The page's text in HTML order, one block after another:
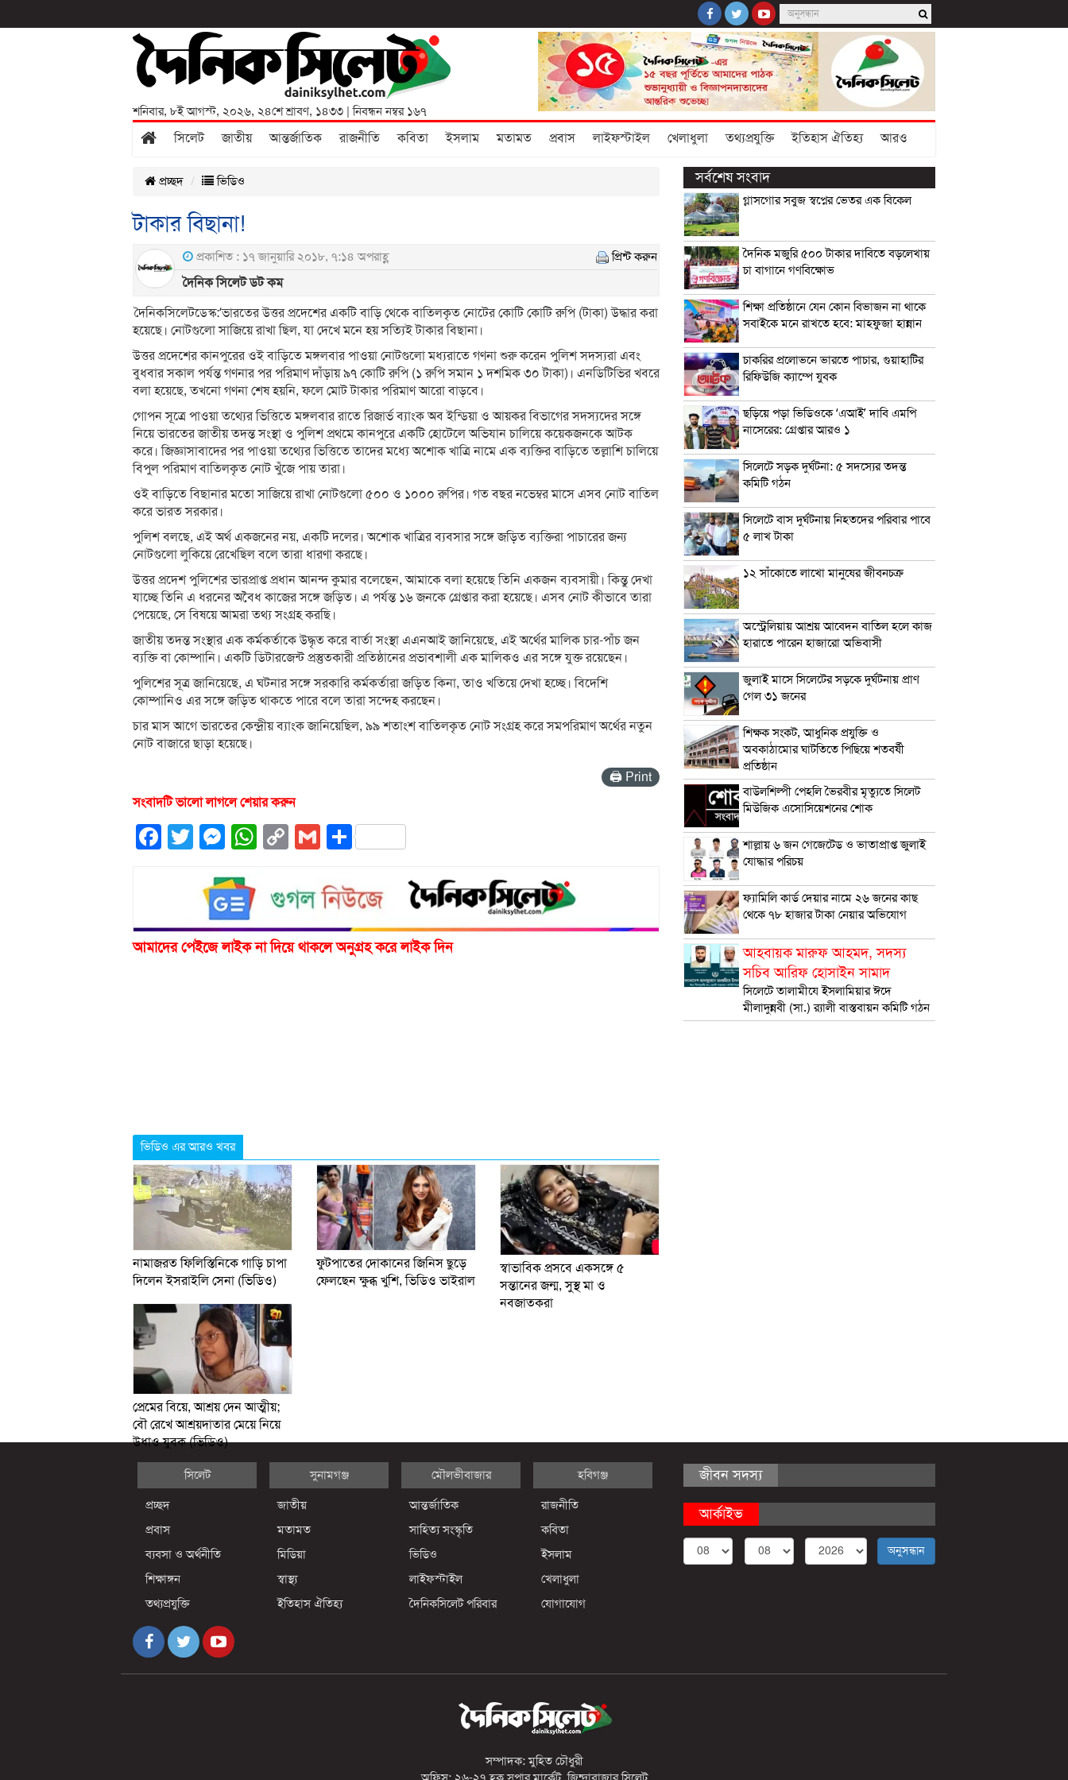
শনিবার, ৮ই আগস্ট, ২০২৬, ২৪শে শ্রাবণ, ১৪৩৩ | নিবন্ধন নম্বর ১৬৭
সিলেট জাতীয় আন্তর্জাতিক রাজনীতি কবিতা ইসলাম মতামত প্রবাস লাইফস্টাইল খেলাধুলা তথ্যপ্রযুক্তি ইতিহাস ঐতিহ্য আরও
প্রচ্ছদ ভিডিও
টাকার বিছানা!
প্রকাশিত : ১৭ জানুয়ারি ২০১৮, ৭:১৪ অপরাহ্ণ প্রিন্ট করুন
দৈনিক সিলেট ডট কম
দৈনিকসিলেটডেস্ক:‘ভারতের উত্তর প্রদেশের একটি বাড়ি থেকে বাতিলকৃত নোটের কোটি কোটি রুপি (টাকা) ‍উদ্ধার করা
হয়েছে। নোটগুলো সাজিয়ে রাখা ছিল, যা দেখে মনে হয় সত্যিই টাকার বিছানা।
উত্তর প্রদেশের কানপুরের ওই বাড়িতে মঙ্গলবার পাওয়া নোটগুলো মধ্যরাতে গণনা শুরু করেন পুলিশ সদস্যরা এবং
বুধবার সকাল পর্যন্ত গণনার পর পরিমাণ দাঁড়ায় ৯৭ কোটি রুপি (১ রুপি সমান ১ দশমিক ৩০ টাকা)। এনডিটিভির খবরে
বলা হয়েছে, তখনো গণনা শেষ হয়নি, ফলে মোট টাকার পরিমাণ আরো বাড়বে।
গোপন সূত্রে পাওয়া তথ্যের ভিত্তিতে মঙ্গলবার রাতে রিজার্ভ ব্যাংক অব ইন্ডিয়া ও আয়কর বিভাগের সদস্যদের সঙ্গে
নিয়ে ভারতের জাতীয় তদন্ত সংস্থা ও পুলিশ প্রথমে কানপুরে একটি হোটেলে অভিযান চালিয়ে কয়েকজনকে আটক
করে। জিজ্ঞাসাবাদের পর পাওয়া তথ্যের ভিত্তিতে তাদের মধ্যে অশোক খাত্রি নামে এক ব্যক্তির বাড়িতে তল্লাশি চালিয়ে
বিপুল পরিমাণ বাতিলকৃত নোট খুঁজে পায় তারা।
ওই বাড়িতে বিছানার মতো সাজিয়ে রাখা নোটগুলো ৫০০ ও ১০০০ রুপির। গত বছর নভেম্বর মাসে এসব নোট বাতিল
করে ভারত সরকার।
পুলিশ বলছে, এই অর্থ একজনের নয়, একটি দলের। অশোক খাত্রির ব্যবসার সঙ্গে জড়িত ব্যক্তিরা পাচারের জন্য
নোটগুলো লুকিয়ে রেখেছিল বলে তারা ধারণা করছে।
উত্তর প্রদেশ পুলিশের ভারপ্রাপ্ত প্রধান আনন্দ কুমার বলেছেন, আমাকে বলা হয়েছে তিনি একজন ব্যবসায়ী। কিন্তু দেখা
যাচ্ছে তিনি এ ধরনের অবৈধ কাজের সঙ্গে জড়িত। এ পর্যন্ত ১৬ জনকে গ্রেপ্তার করা হয়েছে। এসব নোট কীভাবে তারা
পেয়েছে, সে বিষয়ে আমরা তথ্য সংগ্রহ করছি।
জাতীয় তদন্ত সংস্থার এক কর্মকর্তাকে উদ্ধৃত করে বার্তা সংস্থা এএনআই জানিয়েছে, এই অর্থের মালিক চার-পাঁচ জন
ব্যক্তি বা কোম্পানি। একটি ডিটারজেন্ট প্রস্তুতকারী প্রতিষ্ঠানের প্রভাবশালী এক মালিকও এর সঙ্গে যুক্ত রয়েছেন।
পুলিশের সূত্র জানিয়েছে, এ ঘটনার সঙ্গে সরকারি কর্মকর্তারা জড়িত কিনা, তাও খতিয়ে দেখা হচ্ছে। বিদেশি
কোম্পানিও এর সঙ্গে জড়িত থাকতে পারে বলে তারা সন্দেহ করছেন।
চার মাস আগে ভারতের কেন্দ্রীয় ব্যাংক জানিয়েছিল, ৯৯ শতাংশ বাতিলকৃত নোট সংগ্রহ করে সমপরিমাণ অর্থের নতুন
নোট বাজারে ছাড়া হয়েছে।
🖨 Print
সংবাদটি ভালো লাগলে শেয়ার করুন
Facebook
Twitter
Messenger
WhatsApp
CopyGmailShare
আমাদের পেইজে লাইক না দিয়ে থাকলে অনুগ্রহ করে লাইক দিন
ভিডিও এর আরও খবর
নামাজরত ফিলিস্তিনিকে গাড়ি চাপা
দিলেন ইসরাইলি সেনা (ভিডিও)
ফুটপাতের দোকানের জিনিস ছুড়ে
ফেলছেন ক্ষুব্ধ খুশি, ভিডিও ভাইরাল
স্বাভাবিক প্রসবে একসঙ্গে ৫
সন্তানের জন্ম, সুস্থ মা ও
নবজাতকরা
প্রেমের বিয়ে, আশ্রয় দেন আত্মীয়;
বৌ রেখে আশ্রয়দাতার মেয়ে নিয়ে
উধাও যুবক (ভিডিও)
সর্বশেষ সংবাদ
গ্লাসগোর সবুজ স্বপ্নের ভেতর এক বিকেল
দৈনিক মজুরি ৫০০ টাকার দাবিতে বড়লেখায়
চা বাগানে গণবিক্ষোভ
শিক্ষা প্রতিষ্ঠানে যেন কোন বিভাজন না থাকে
সবাইকে মনে রাখতে হবে: মাহফুজা হান্নান
চাকরির প্রলোভনে ভারতে পাচার, গুয়াহাটির
রিফিউজি ক্যাম্পে যুবক
ছড়িয়ে পড়া ভিডিওকে ‘এআই’ দাবি এমপি
নাসেরের: গ্রেপ্তার আরও ১
সিলেটে সড়ক দুর্ঘটনা: ৫ সদস্যের তদন্ত
কমিটি গঠন
সিলেটে বাস দুর্ঘটনায় নিহতদের পরিবার পাবে
৫ লাখ টাকা
১২ সাঁকোতে লাখো মানুষের জীবনচক্র
অস্ট্রেলিয়ায় আশ্রয় আবেদন বাতিল হলে কাজ
হারাতে পারেন হাজারো অভিবাসী
জুলাই মাসে সিলেটের সড়কে দুর্ঘটনায় প্রাণ
গেল ৩১ জনের
শিক্ষক সংকট, আধুনিক প্রযুক্তি ও
অবকাঠামোর ঘাটতিতে পিছিয়ে শতবর্ষী
প্রতিষ্ঠান
বাউলশিল্পী পেহলি ভৈরবীর মৃত্যুতে সিলেট
মিউজিক এসোসিয়েশনের শোক
শাল্লায় ৬ জন গেজেটেড ও ভাতাপ্রাপ্ত জুলাই
যোদ্ধার পরিচয়
ফ্যামিলি কার্ড দেয়ার নামে ২৬ জনের কাছ
থেকে ৭৮ হাজার টাকা নেয়ার অভিযোগ
আহবায়ক মারুফ আহমদ, সদস্য
সচিব আরিফ হোসাইন সামাদ
সিলেটে তালামীযে ইসলামিয়ার ঈদে
মীলাদুন্নবী (সা.) র‌্যালী বাস্তবায়ন কমিটি গঠন
সিলেট সুনামগঞ্জ মৌলভীবাজার হবিগঞ্জ
প্রচ্ছদ জাতীয় আন্তর্জাতিক
রাজনীতি
প্রবাস
মতামত সাহিত্য সংস্কৃতি
কবিতা
ব্যবসা ও অর্থনীতি
মিডিয়া ভিডিও
ইসলাম
শিক্ষাঙ্গন
স্বাস্থ্য লাইফস্টাইল
খেলাধুলা
তথ্যপ্রযুক্তি
ইতিহাস ঐতিহ্য দৈনিকসিলেট পরিবার যোগাযোগ
জীবন সদস্য
আর্কাইভ
সম্পাদক: মুহিত চৌধুরী